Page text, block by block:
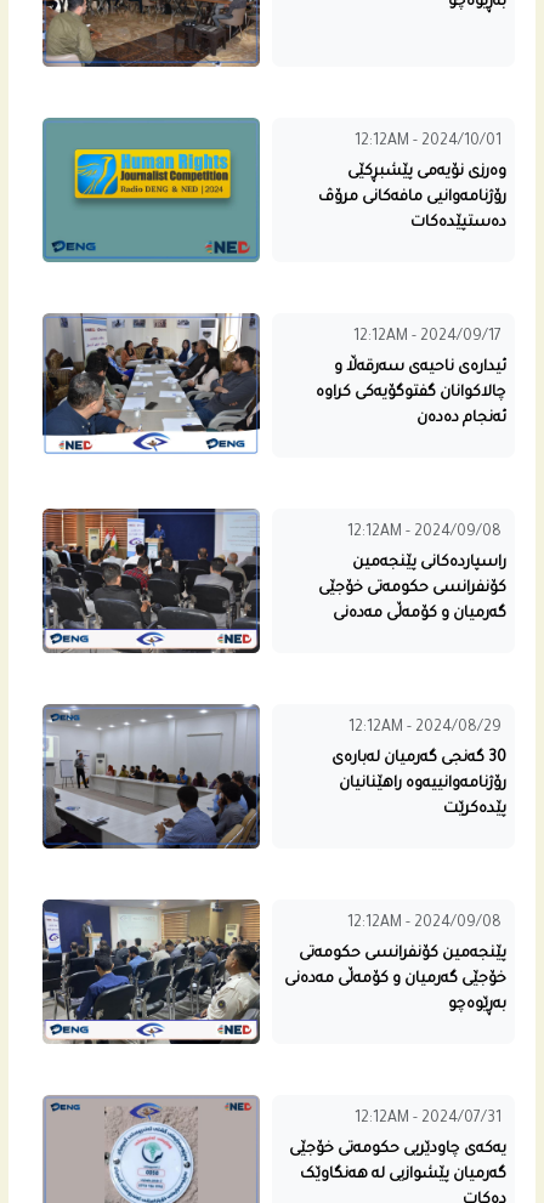
12:12AM - 2024/10/01
وه‌رزی نۆیه‌مى پێشبڕكێی
رۆژنامه‌وانیی مافه‌كانى مرۆڤ
دەستپێدەکات
12:12AM - 2024/09/17
ئیدارەی ناحیەی سەرقەڵا و
چالاکوانان گفتوگۆیەکی کراوە
ئەنجام دەدەن
12:12AM - 2024/09/08
راسپارده‌كانى پێنجه‌مین
كۆنفرانسی حكومه‌تى خۆجێی
گه‌رمیان و كۆمه‌ڵی مه‌ده‌نی
12:12AM - 2024/08/29
30 گه‌نجی گه‌رمیان له‌باره‌ى
رۆژنامه‌وانییه‌وه‌ راهێنانیان
پێده‌كرێت
12:12AM - 2024/09/08
پێنجه‌مین كۆنفرانسی حكومه‌تى
خۆجێی گه‌رمیان و كۆمه‌ڵی مه‌ده‌نی
به‌ڕێوه‌چو
12:12AM - 2024/07/31
یەکەی چاودێریی حکومەتی خۆجێی
گەرمیان پێشوازیی لە هەنگاوێک